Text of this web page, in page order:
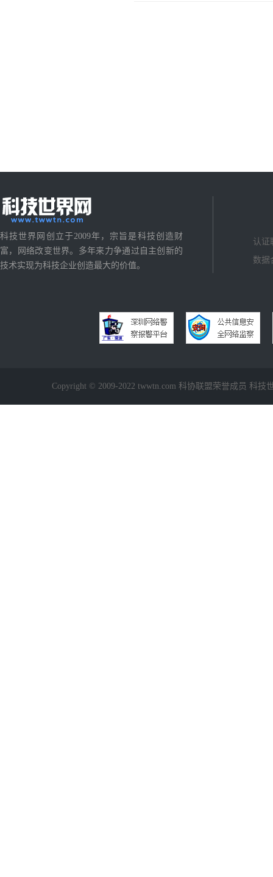
科技世界网创立于2009年，宗旨是科技创造财
富，网络改变世界。多年来力争通过自主创新的
技术实现为科技企业创造最大的价值。
认证
数据
Copyright © 2009-2022 twwtn.com 科协联盟荣誉成员 科